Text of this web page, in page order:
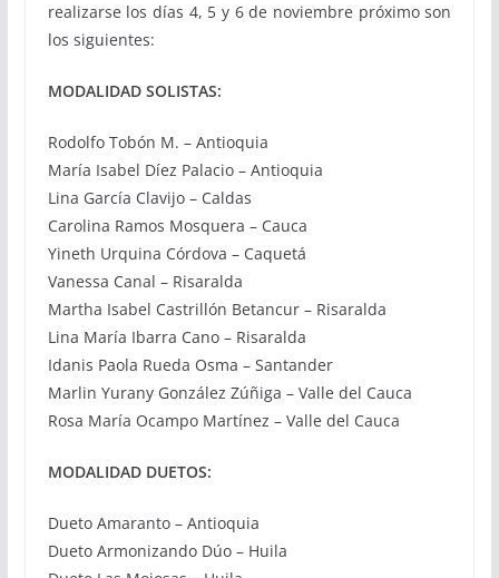
realizarse los días 4, 5 y 6 de noviembre próximo son
los siguientes:
MODALIDAD SOLISTAS:
Rodolfo Tobón M. – Antioquia
María Isabel Díez Palacio – Antioquia
Lina García Clavijo – Caldas
Carolina Ramos Mosquera – Cauca
Yineth Urquina Córdova – Caquetá
Vanessa Canal – Risaralda
Martha Isabel Castrillón Betancur – Risaralda
Lina María Ibarra Cano – Risaralda
Idanis Paola Rueda Osma – Santander
Marlin Yurany González Zúñiga – Valle del Cauca
Rosa María Ocampo Martínez – Valle del Cauca
MODALIDAD DUETOS:
Dueto Amaranto – Antioquia
Dueto Armonizando Dúo – Huila